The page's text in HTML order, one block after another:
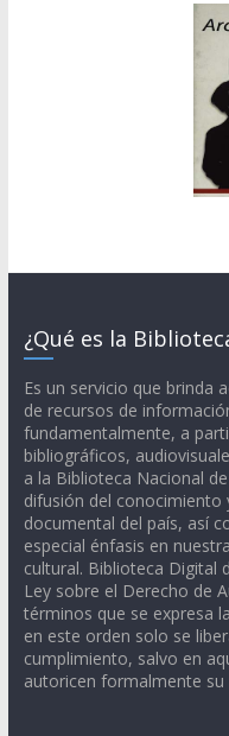
¿Qué es la
Es un servicio que brinda
de recursos de
fundamentalmente, a
bibliográficos,
a la Biblioteca Nacional
difusión del conocimiento
documental del país, así
especial énfasis en
cultural. Biblioteca Digital
Ley sobre el Derecho de
términos que se expresa
en este orden solo se
cumplimiento, salvo en
autoricen formalmente